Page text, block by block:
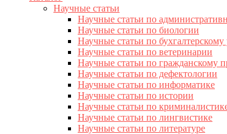
Научные статьи
Научные статьи по
Научные статьи по биологии
Научные статьи по бухгалтерскому
Научные статьи по ветеринарии
Научные статьи по гражданскому
Научные статьи по дефектологии
Научные статьи по информатике
Научные статьи по истории
Научные статьи по
Научные статьи по лингвистике
Научные статьи по литературе